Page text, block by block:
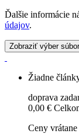
Ďalšie informácie
údajov.
Zobraziť výber
Žiadne
doprava
0,00 €
Ceny